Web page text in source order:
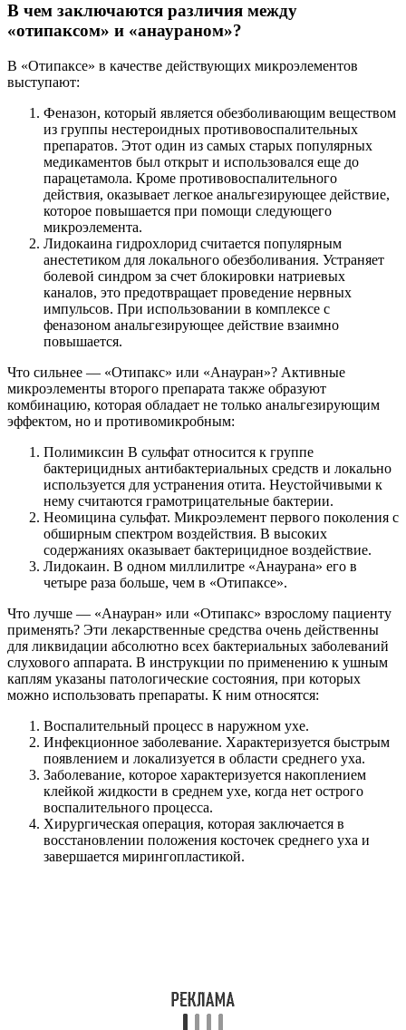
В чем заключаются различия между
«отипаксом» и «анаураном»?
В «Отипаксе» в качестве действующих микроэлементов
выступают:
Феназон, который является обезболивающим веществом
из группы нестероидных противовоспалительных
препаратов. Этот один из самых старых популярных
медикаментов был открыт и использовался еще до
парацетамола. Кроме противовоспалительного
действия, оказывает легкое анальгезирующее действие,
которое повышается при помощи следующего
микроэлемента.
Лидокаина гидрохлорид считается популярным
анестетиком для локального обезболивания. Устраняет
болевой синдром за счет блокировки натриевых
каналов, это предотвращает проведение нервных
импульсов. При использовании в комплексе с
феназоном анальгезирующее действие взаимно
повышается.
Что сильнее — «Отипакс» или «Анауран»? Активные
микроэлементы второго препарата также образуют
комбинацию, которая обладает не только анальгезирующим
эффектом, но и противомикробным:
Полимиксин В сульфат относится к группе
бактерицидных антибактериальных средств и локально
используется для устранения отита. Неустойчивыми к
нему считаются грамотрицательные бактерии.
Неомицина сульфат. Микроэлемент первого поколения с
обширным спектром воздействия. В высоких
содержаниях оказывает бактерицидное воздействие.
Лидокаин. В одном миллилитре «Анаурана» его в
четыре раза больше, чем в «Отипаксе».
Что лучше — «Анауран» или «Отипакс» взрослому пациенту
применять? Эти лекарственные средства очень действенны
для ликвидации абсолютно всех бактериальных заболеваний
слухового аппарата. В инструкции по применению к ушным
каплям указаны патологические состояния, при которых
можно использовать препараты. К ним относятся:
Воспалительный процесс в наружном ухе.
Инфекционное заболевание. Характеризуется быстрым
появлением и локализуется в области среднего уха.
Заболевание, которое характеризуется накоплением
клейкой жидкости в среднем ухе, когда нет острого
воспалительного процесса.
Хирургическая операция, которая заключается в
восстановлении положения косточек среднего уха и
завершается мирингопластикой.